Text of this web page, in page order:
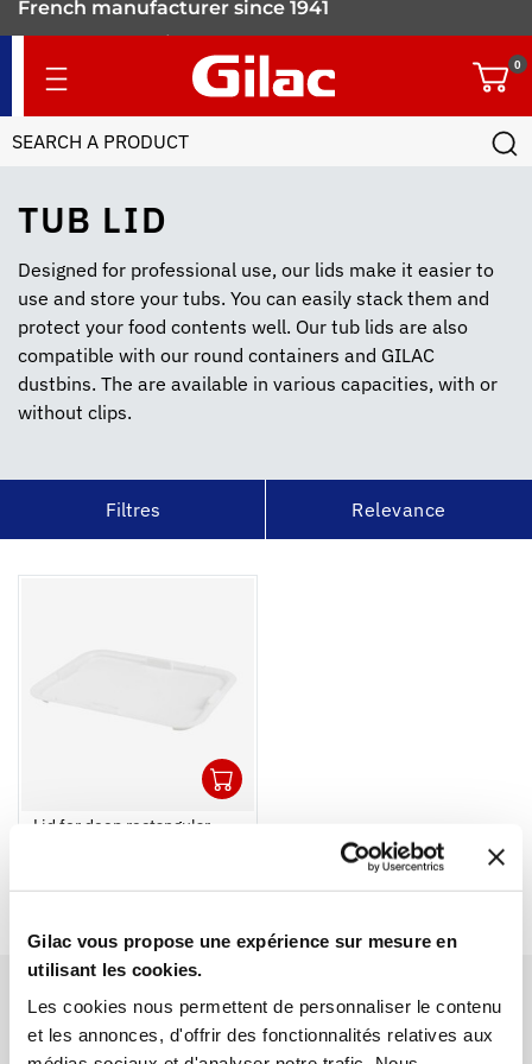
Gilac vous propose une expérience sur mesure en
utilisant les cookies.
Les cookies nous permettent de personnaliser le contenu
et les annonces, d'offrir des fonctionnalités relatives aux
TUB LID
Designed for professional use, our lids make it easier to
use and store your tubs. You can easily stack them and
protect your food contents well. Our tub lids are also
compatible with our round containers and GILAC
dustbins. The are available in various capacities, with or
without clips.
Filtres Relevance
Lid for deep rectangular
900 food containers
0